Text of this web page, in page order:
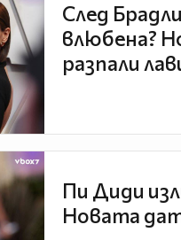
След
влюбена?
разпали
Пи Диди
Новата